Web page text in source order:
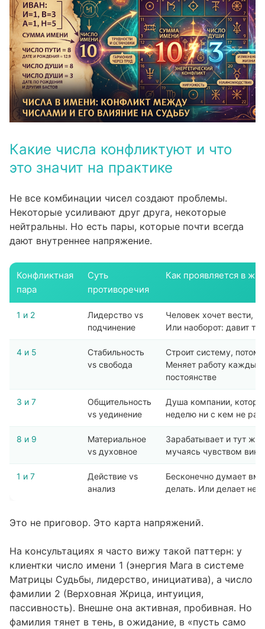
Какие числа конфликтуют и что
это значит на практике
Не все комбинации чисел создают проблемы.
Некоторые усиливают друг друга, некоторые
нейтральны. Но есть пары, которые почти всегда
дают внутреннее напряжение.
Конфликтная
пара
Суть
противоречия
Как проявляется в
1 и 2
Лидерство vs
подчинение
Человек хочет вести,
Или наоборот: давит
4 и 5
Стабильность
vs свобода
Строит систему,
Меняет работу каждый
постоянстве
3 и 7
Общительность
vs уединение
Душа компании,
неделю ни с кем не
8 и 9
Материальное
vs духовное
Зарабатывает и тут же
мучаясь чувством вины
1 и 7
Действие vs
анализ
Бесконечно думает
делать. Или делает не
Это не приговор. Это карта напряжений.
На консультациях я часто вижу такой паттерн: у
клиентки число имени 1 (энергия Мага в системе
Матрицы Судьбы, лидерство, инициатива), а число
фамилии 2 (Верховная Жрица, интуиция,
пассивность). Внешне она активная, пробивная. Но
фамилия тянет в тень, в ожидание, в «пусть само